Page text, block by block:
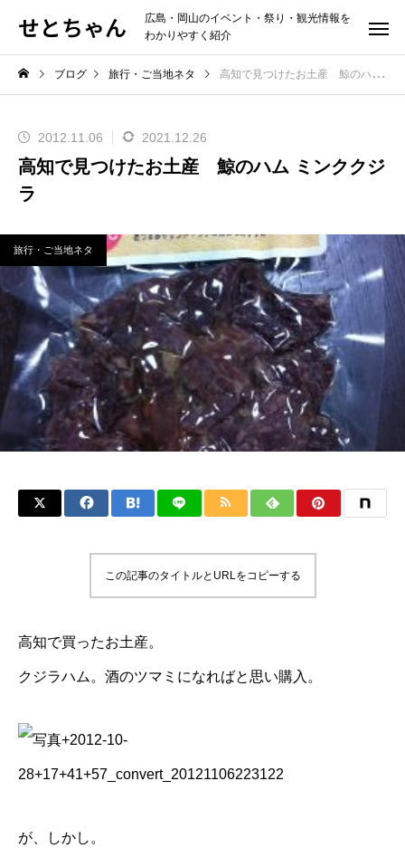
せとちゃん
広島・岡山のイベント・祭り・観光情報を
わかりやすく紹介
ブログ 旅行・ご当地ネタ 高知で見つけたお土産 鯨のハム ミンククジラ
2012.11.06 2021.12.26
高知で見つけたお土産 鯨のハム ミンククジ
ラ
旅行・ご当地ネタ
この記事のタイトルとURLをコピーする
高知で買ったお土産。
クジラハム。酒のツマミになればと思い購入。
が、しかし。